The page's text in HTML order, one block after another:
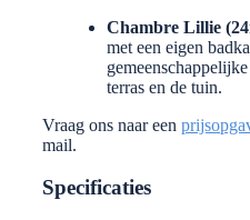
Chambre Lillie
met een eigen
terras en de tuin.
Vraag ons naar een
mail.
Specificaties